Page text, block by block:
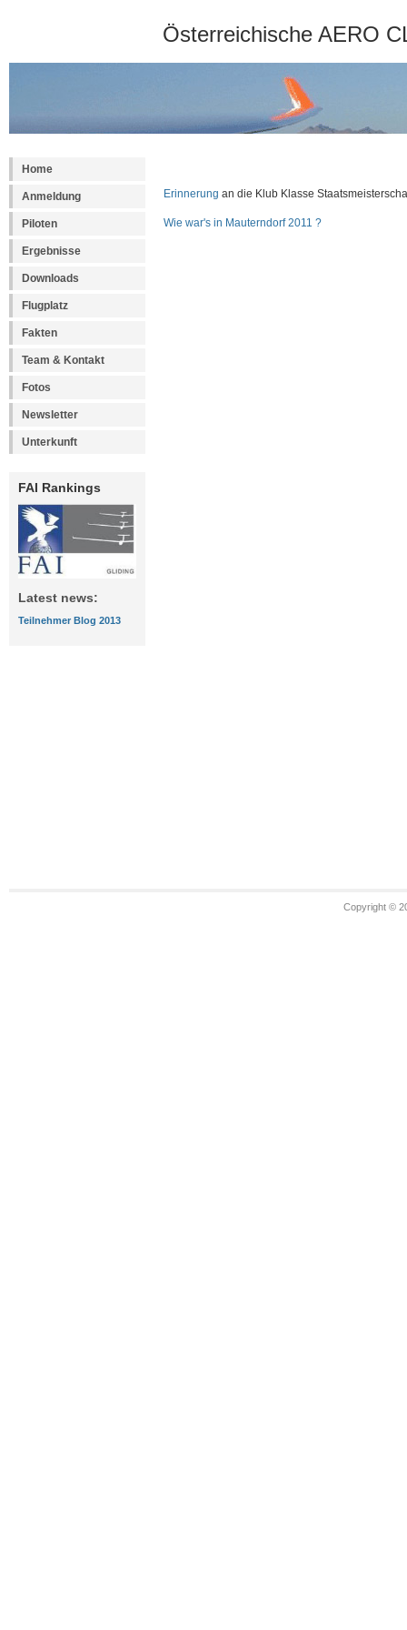
Österreichische AERO
Home
Anmeldung
Piloten
Ergebnisse
Downloads
Flugplatz
Fakten
Team & Kontakt
Fotos
Newsletter
Unterkunft
FAI Rankings
Latest news:
Teilnehmer Blog 2013
Erinnerung an die Klub Klasse
Wie war's in Mauterndorf 2011 ?
Copyright ©